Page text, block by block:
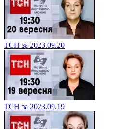
ТСН за 2023.09.20
ТСН за 2023.09.19